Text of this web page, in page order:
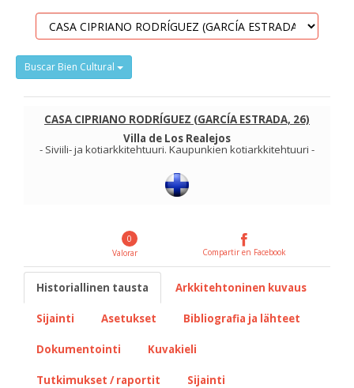
Buscar Bien Cultural
CASA CIPRIANO RODRÍGUEZ (GARCÍA ESTRADA, 26)
Villa de Los Realejos
- Siviili- ja kotiarkkitehtuuri. Kaupunkien kotiarkkitehtuuri -
0
Valorar
Compartir en Facebook
Historiallinen tausta Arkkitehtoninen kuvaus
Sijainti Asetukset Bibliografia ja lähteet
Dokumentointi Kuvakieli
Tutkimukset / raportit
Sijainti